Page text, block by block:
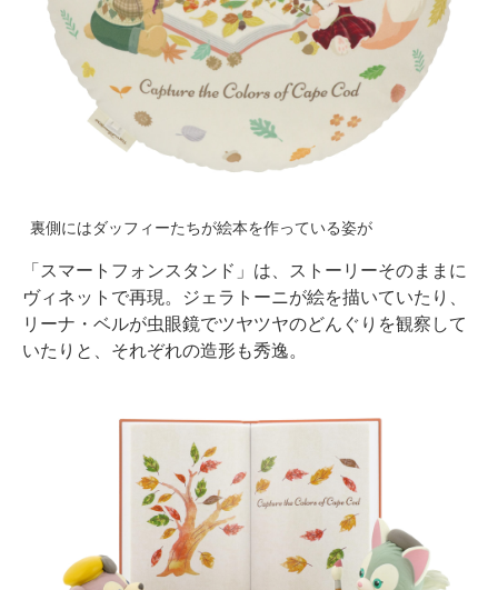
裏側にはダッフィーたちが絵本を作っている姿が
「スマートフォンスタンド」は、ストーリーそのままに
ヴィネットで再現。ジェラトーニが絵を描いていたり、
リーナ・ベルが虫眼鏡でツヤツヤのどんぐりを観察して
いたりと、それぞれの造形も秀逸。